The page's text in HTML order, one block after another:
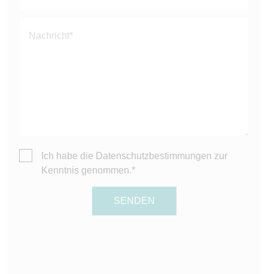
Ich habe die Datenschutzbestimmungen zur
Kenntnis genommen.*